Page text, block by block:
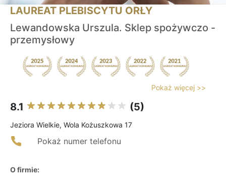
LAUREAT PLEBISCYTU ORŁY
Lewandowska Urszula. Sklep spożywczo -
przemysłowy
Pokaż więcej >>
8.1 (5)
Jeziora Wielkie, Wola Kożuszkowa 17
Pokaż numer telefonu
O firmie: